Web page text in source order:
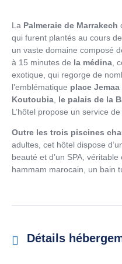
La Palmeraie de Marrakech
qui furent plantés au cours
un vaste domaine composé
à 15 minutes de la médina ,
exotique, qui regorge de
l’emblématique place Jemaa
Koutoubia le palais de la
L’hôtel propose un service de
Outre les trois piscines
adultes, cet hôtel dispose
beauté et d’un SPA,
hammam marocain, un bain
Détails